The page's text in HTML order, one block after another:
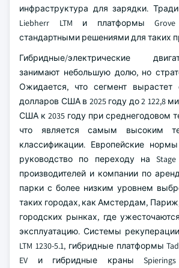
инфраструктура для зарядки.
Liebherr LTM и платформы Grove
стандартными решениями для таких
Гибридные/электрические
занимают небольшую долю, но
Ожидается, что сегмент вырастет
долларов США в 2025 году до 2 122,8
США к 2035 году при среднегодовом
что является самым высоким
классификации. Европейские
руководство по переходу на
производителей и компании по
парки с более низким уровнем
таких городах, как Амстердам,
городских рынках, где
эксплуатацию. Системы
LTM 1230-5.1, гибридные платформы
EV и гибридные краны Spierings